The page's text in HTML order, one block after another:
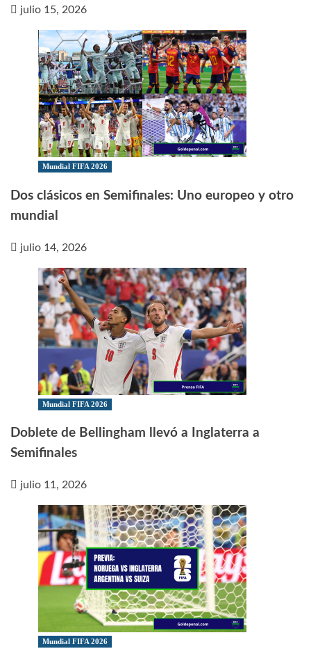
julio 15, 2026
Mundial FIFA 2026
Dos clásicos en Semifinales: Uno europeo y otro
mundial
julio 14, 2026
Mundial FIFA 2026
Doblete de Bellingham llevó a Inglaterra a
Semifinales
julio 11, 2026
Mundial FIFA 2026